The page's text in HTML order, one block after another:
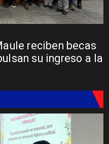
reciben becas
su ingreso a la